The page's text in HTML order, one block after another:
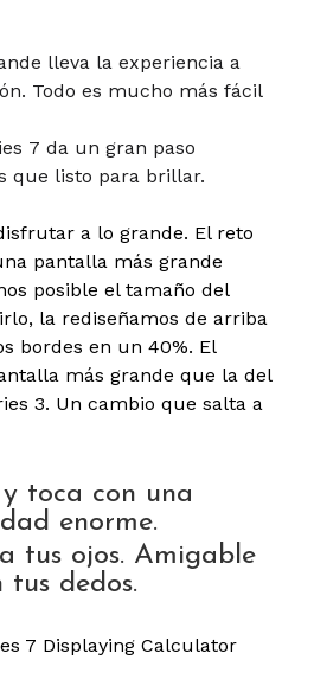
lleva la experiencia a
Todo es mucho más fácil
7 da un gran paso
que listo para brillar.
a lo grande. El reto
pantalla más grande
posible el tamaño del
la rediseñamos de arriba
bordes en un 40%. El
más grande que la del
3. Un cambio que salta a
y toca con una
enorme.
tus ojos. Amigable
tus dedos.